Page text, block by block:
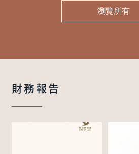
瀏覽所有
財務報告